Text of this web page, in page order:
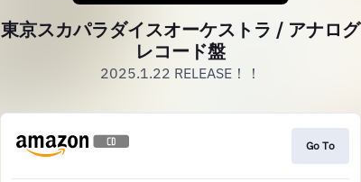
東京スカパラダイスオーケストラ / アナログ
レコード盤
2025.1.22 RELEASE！！
Go To